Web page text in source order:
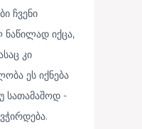
ჩვენი
იქცა,
კი
ეს იქნება
სათამაშოდ -